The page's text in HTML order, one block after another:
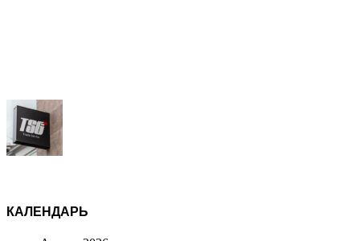
КАЛЕНДАРЬ